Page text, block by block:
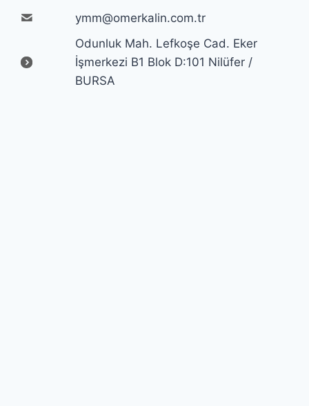
ymm@omerkalin.com.tr
Odunluk Mah. Lefkoşe Cad. Eker
İşmerkezi B1 Blok D:101 Nilüfer /
BURSA